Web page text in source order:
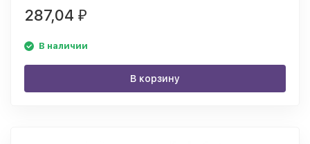
287,04 ₽
В наличии
В корзину